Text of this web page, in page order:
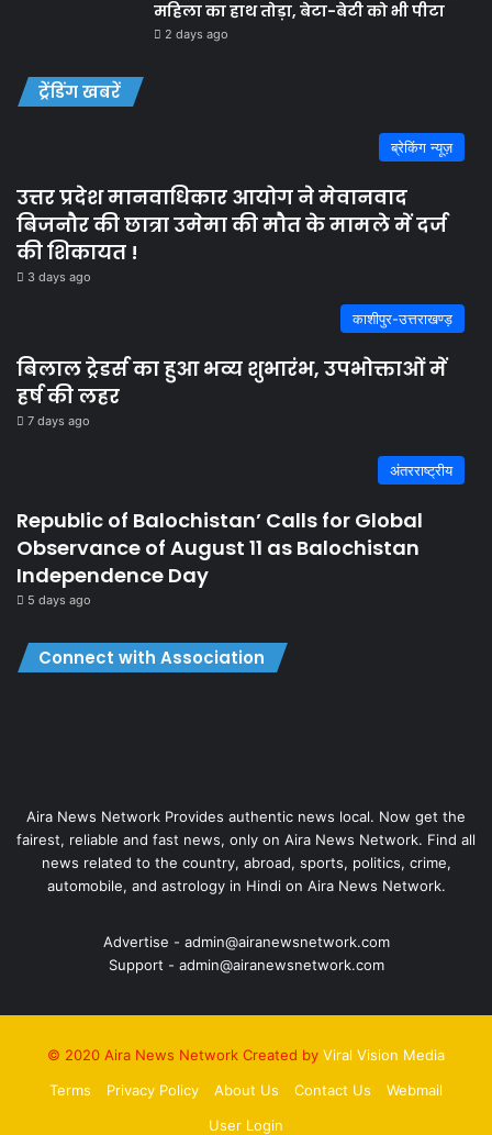
महिला का हाथ तोड़ा, बेटा-बेटी को भी पीटा
2 days ago
ट्रेंडिंग खबरें
ब्रेकिंग न्यूज़
उत्तर प्रदेश मानवाधिकार आयोग ने मेवानवाद
बिजनौर की छात्रा उमेमा की मौत के मामले में दर्ज
की शिकायत !
3 days ago
काशीपुर-उत्तराखण्ड़
बिलाल ट्रेडर्स का हुआ भव्य शुभारंभ, उपभोक्ताओं में
हर्ष की लहर
7 days ago
अंतरराष्ट्रीय
Republic of Balochistan’ Calls for Global
Observance of August 11 as Balochistan
Independence Day
5 days ago
Connect with Association
Aira News Network Provides authentic news local. Now get the
fairest, reliable and fast news, only on Aira News Network. Find all
news related to the country, abroad, sports, politics, crime,
automobile, and astrology in Hindi on Aira News Network.
Advertise - admin@airanewsnetwork.com
Support - admin@airanewsnetwork.com
© 2020 Aira News Network Created by Viral Vision Media
Terms
Privacy Policy About Us Contact Us
Webmail
User Login